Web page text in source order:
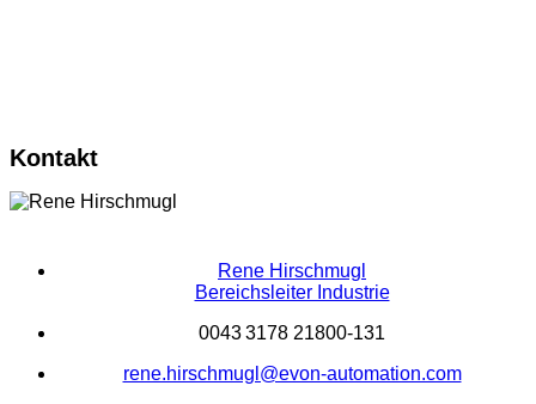
Kontakt
Rene Hirschmugl
Bereichsleiter Industrie
0043 3178 21800-131
rene.hirschmugl@evon-automation.com